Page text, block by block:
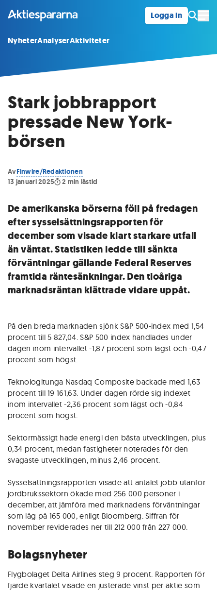
Logga in
NyheterAnalyserAktiviteter
Stark jobbrapport
pressade New York-
börsen
AvFinwire/Redaktionen
13 januari 2025
2 min lästid
De amerikanska börserna föll på fredagen
efter sysselsättningsrapporten för
december som visade klart starkare utfall
än väntat. Statistiken ledde till sänkta
förväntningar gällande Federal Reserves
framtida räntesänkningar. Den tioåriga
marknadsräntan klättrade vidare uppåt.
På den breda marknaden sjönk S&P 500-index med 1,54
procent till 5 827,04. S&P 500 index handlades under
dagen inom intervallet -1,87 procent som lägst och -0,47
procent som högst.
Teknologitunga Nasdaq Composite backade med 1,63
procent till 19 161,63. Under dagen rörde sig indexet
inom intervallet -2,36 procent som lägst och -0,84
procent som högst.
Sektormässigt hade energi den bästa utvecklingen, plus
0,34 procent, medan fastigheter noterades för den
svagaste utvecklingen, minus 2,46 procent.
Sysselsättningsrapporten visade att antalet jobb utanför
jordbrukssektorn ökade med 256 000 personer i
december, att jämföra med marknadens förväntningar
som låg på 165 000, enligt Bloomberg. Siffran för
november reviderades ner till 212 000 från 227 000.
Bolagsnyheter
Flygbolaget Delta Airlines steg 9 procent. Rapporten för
fjärde kvartalet visade en justerade vinst per aktie som